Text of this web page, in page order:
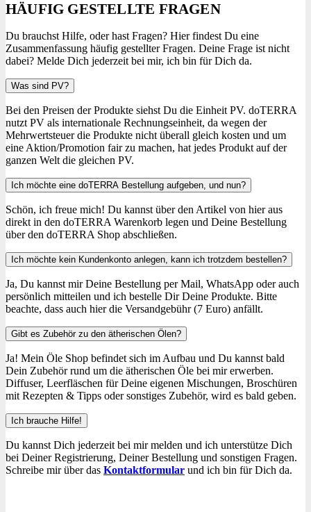
HÄUFIG GESTELLTE FRAGEN
Du brauchst Hilfe, oder hast Fragen? Hier findest Du eine
Zusammenfassung häufig gestellter Fragen. Deine Frage ist nicht
dabei? Melde Dich jederzeit bei mir, ich bin für Dich da.
Was sind PV?
Bei den Preisen der Produkte siehst Du die Einheit PV. doTERRA
nutzt PV als internationale Rechnungseinheit, da wegen der
Mehrwertsteuer die Produkte nicht überall gleich kosten und um
eine Aktion/Promotion fair zu machen, hat jedes Produkt auf der
ganzen Welt die gleichen PV.
Ich möchte eine doTERRA Bestellung aufgeben, und nun?
Schön, ich freue mich! Du kannst über den Artikel von hier aus
direkt in den doTERRA Warenkorb legen und Deine Bestellung
über den doTERRA Shop abschließen.
Ich möchte kein Kundenkonto anlegen, kann ich trotzdem bestellen?
Ja, Du kannst mir Deine Bestellung per Mail, WhatsApp oder auch
persönlich mitteilen und ich bestelle Dir Deine Produkte. Bitte
beachte, dass auch hier die Versandgebühr (7 Euro) anfällt.
Gibt es Zubehör zu den ätherischen Ölen?
Ja! Mein Öle Shop befindet sich im Aufbau und Du kannst bald
Dein Zubehör rund um die ätherischen Öle bei mir erwerben.
Diffuser, Leerfläschen für Deine eigenen Mischungen, Broschüren
mit Rezepten & Tipps oder sonstiges Zubehör, wird es bald geben.
Ich brauche Hilfe!
Du kannst Dich jederzeit bei mir melden und ich unterstütze Dich
bei Deiner Registrierung, Deiner Bestellung und sonstigen Fragen.
Schreibe mir über das Kontaktformular und ich bin für Dich da.